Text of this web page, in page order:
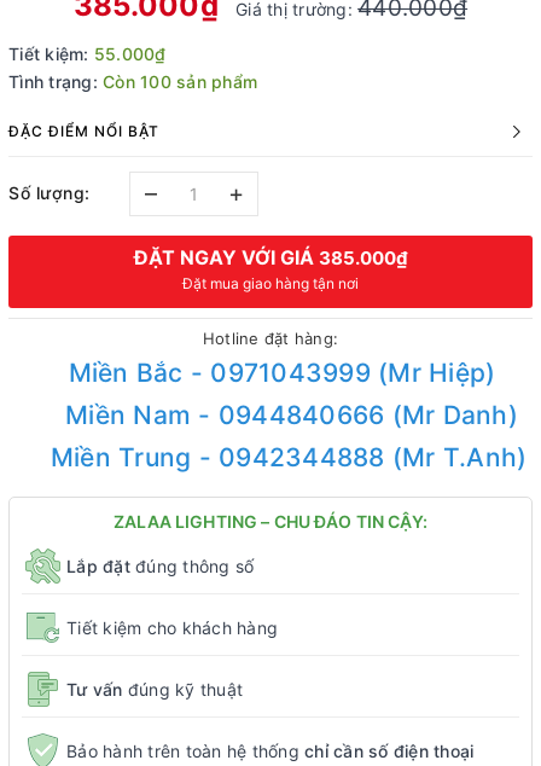
Giá thị trường:440.000₫
Tiết kiệm: 55.000₫
Tình trạng: Còn 100 sản phẩm
ĐẶC ĐIỂM NỔI BẬT
Số lượng: – +
ĐẶT NGAY VỚI GIÁ 385.000₫
Đặt mua giao hàng tận nơi
Hotline đặt hàng:
Miền Bắc - 0971043999 (Mr Hiệp)
Miền Nam - 0944840666 (Mr Danh)
Miền Trung - 0942344888 (Mr T.Anh)
ZALAA LIGHTING – CHU ĐÁO TIN CẬY:
Lắp đặtđúng thông số
Tiết kiệm cho khách hàng
Tư vấn đúng kỹ thuật
Bảo hành trên toàn hệ thống chỉ cần số điện thoại